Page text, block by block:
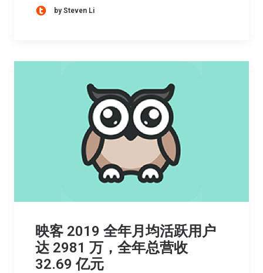
by Steven Li
映客 2019 全年月均活跃用户
达 2981 万，全年总营收
32.69 亿元